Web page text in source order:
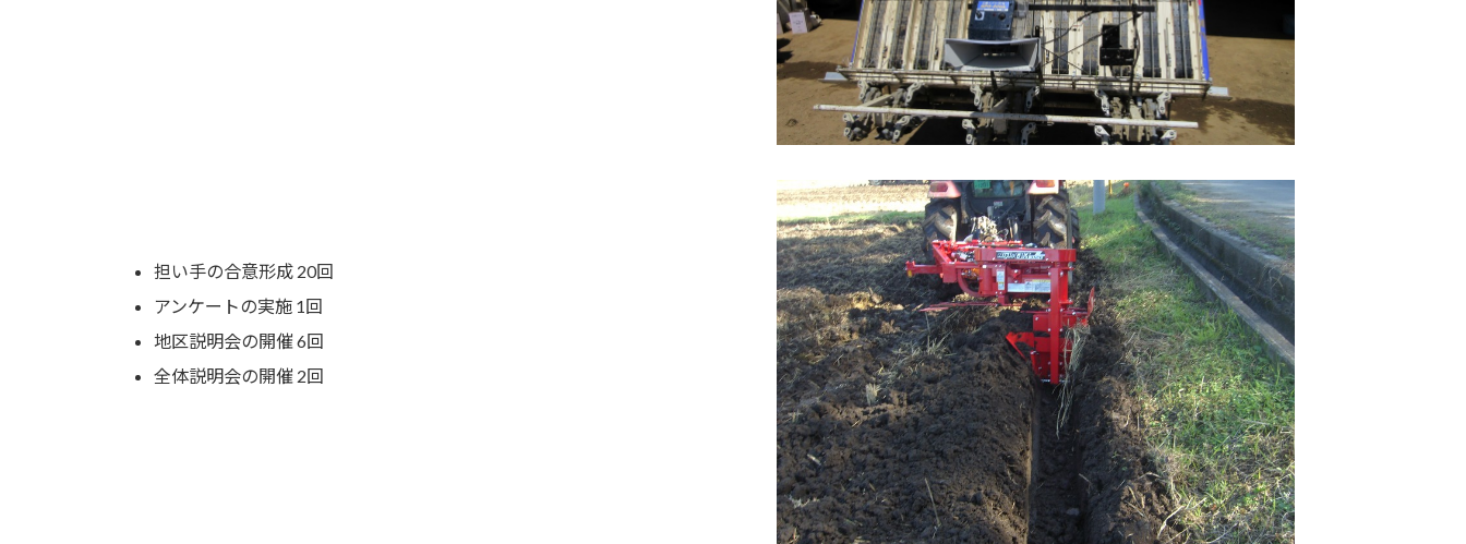
担い手の合意形成 20回
アンケートの実施 1回
地区説明会の開催 6回
全体説明会の開催 2回